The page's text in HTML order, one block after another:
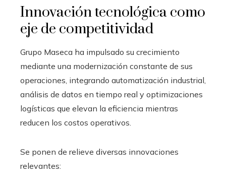
Innovación tecnológica como
eje de competitividad
Grupo Maseca ha impulsado su crecimiento
mediante una modernización constante de sus
operaciones, integrando automatización industrial,
análisis de datos en tiempo real y optimizaciones
logísticas que elevan la eficiencia mientras
reducen los costos operativos.
Se ponen de relieve diversas innovaciones
relevantes: